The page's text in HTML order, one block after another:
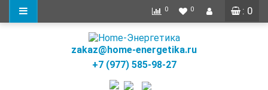
: 0
0 0
zakaz@home-energetika.ru
+7 (977) 585-98-27